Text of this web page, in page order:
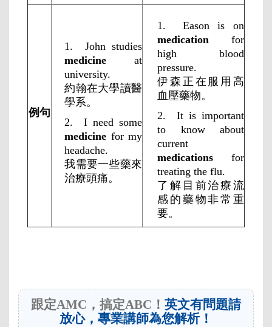
例句
1. John studies
medicine at
university.
約翰在大學讀醫
學系。
2. I need some
medicine for my
headache.
我需要一些藥來
治療頭痛。
1. Eason is on
medication for
high blood
pressure.
伊森正在服用高
血壓藥物。
2. It is important
to know about
current
medications for
treating the flu.
了解目前治療流
感的藥物非常重
要。
跟定AMC，搞定ABC！ 英文有問題請
放心，專業講師為您解析！